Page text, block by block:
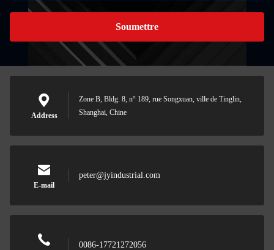
Soumettre
Address
Zone B, Bldg. 8, n° 189, rue Songxuan, ville de Tinglin,
Shanghai, Chine
E-mail
peter@jyindustrial.com
0086-17721272056